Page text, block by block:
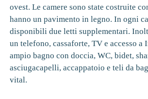
ovest. Le camere sono state costruite
hanno un pavimento in legno. In ogni
disponibili due letti supplementari.
un telefono, cassaforte, TV e accesso a
ampio bagno con doccia, WC, bidet,
asciugacapelli, accappatoio e teli da
vital.